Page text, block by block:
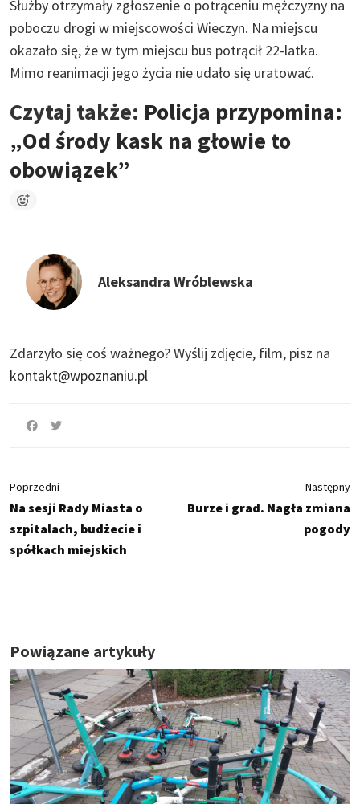
Służby otrzymały zgłoszenie o potrąceniu mężczyzny na
poboczu drogi w miejscowości Wieczyn. Na miejscu
okazało się, że w tym miejscu bus potrącił 22-latka.
Mimo reanimacji jego życia nie udało się uratować.
Czytaj także: Policja przypomina:
„Od środy kask na głowie to
obowiązek”
Aleksandra Wróblewska
Zdarzyło się coś ważnego?Wyślij zdjęcie, film, pisz na
kontakt@wpoznaniu.pl
Poprzedni
Na sesji Rady Miasta o
szpitalach, budżecie i
spółkach miejskich
Następny
Burze i grad. Nagła zmiana
pogody
Powiązane artykuły